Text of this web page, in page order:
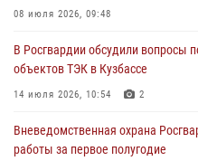
06 августа 2026, 10:19
Росгвардейцы задержали
ножевого ранения кемеровчанину
06 августа 2026, 09:18
Росгвардейцы задержали
горожанки
08 июля 2026, 09:48
В Росгвардии обсудили вопросы
объектов ТЭК в Кузбассе
14 июля 2026, 10:54 2
Вневедомственная охрана
работы за первое полугодие